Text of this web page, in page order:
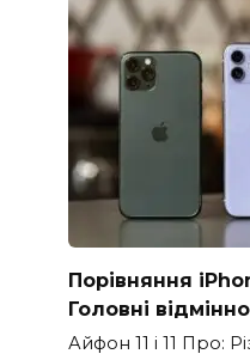
Порівняння
Головні
Айфон 11 і 11 Про: